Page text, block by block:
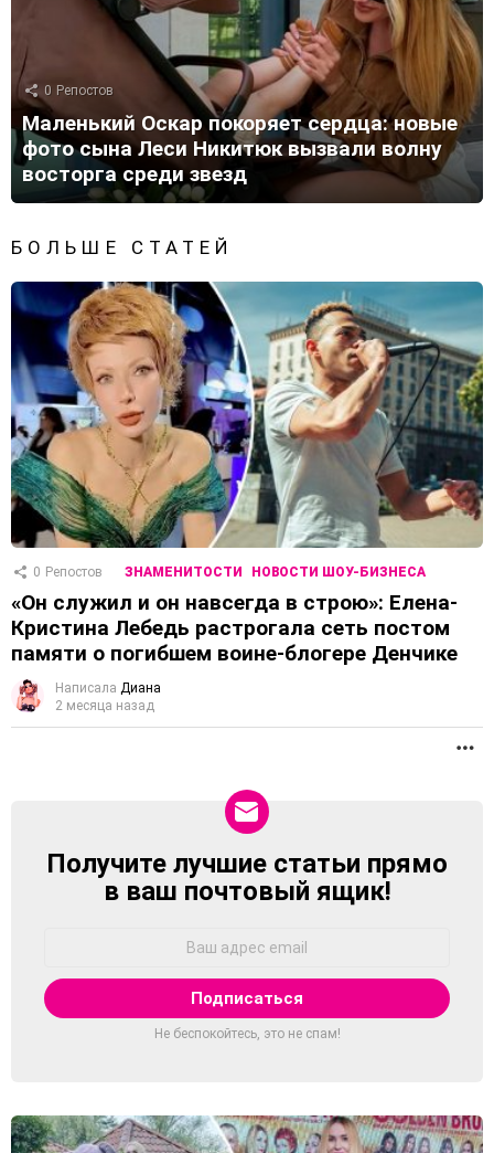
0 Репостов
Маленький Оскар покоряет сердца: новые
фото сына Леси Никитюк вызвали волну
восторга среди звезд
БОЛЬШЕ СТАТЕЙ
0 Репостов ЗНАМЕНИТОСТИ НОВОСТИ ШОУ-БИЗНЕСА
«Он служил и он навсегда в строю»: Елена-
Кристина Лебедь растрогала сеть постом
памяти о погибшем воине-блогере Денчике
Написала Диана
2 месяца назад
NEWSLETTER
Получите лучшие статьи прямо
в ваш почтовый ящик!
Не беспокойтесь, это не спам!